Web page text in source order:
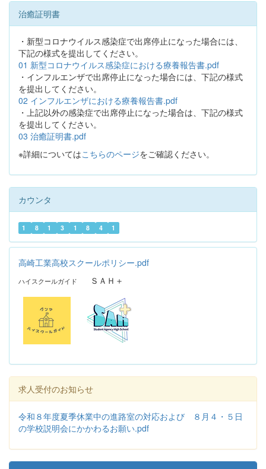
治癒証明書
・新型コロナウイルス感染症で出席停止になった場合には、
下記の様式を提出してください。
01 新型コロナウイルス感染症における療養報告書.pdf
・インフルエンザで出席停止になった場合には、下記の様式
を提出してください。
02 インフルエンザにおける療養報告書.pdf
・上記以外の感染症で出席停止になった場合は、下記の様式
を提出してください。
03 治癒証明書.pdf
※詳細についてはこちらのページをご確認ください。
カウンタ
1 8 1 3 1 8 4 1
高崎工業高校スクールポリシー.pdf
ハイスクールガイド ＳＡＨ＋
求人受付のお知らせ
令和８年度夏季休業中の進路室の対応および ８月４・５日
の学校説明会にかかわるお願い.pdf